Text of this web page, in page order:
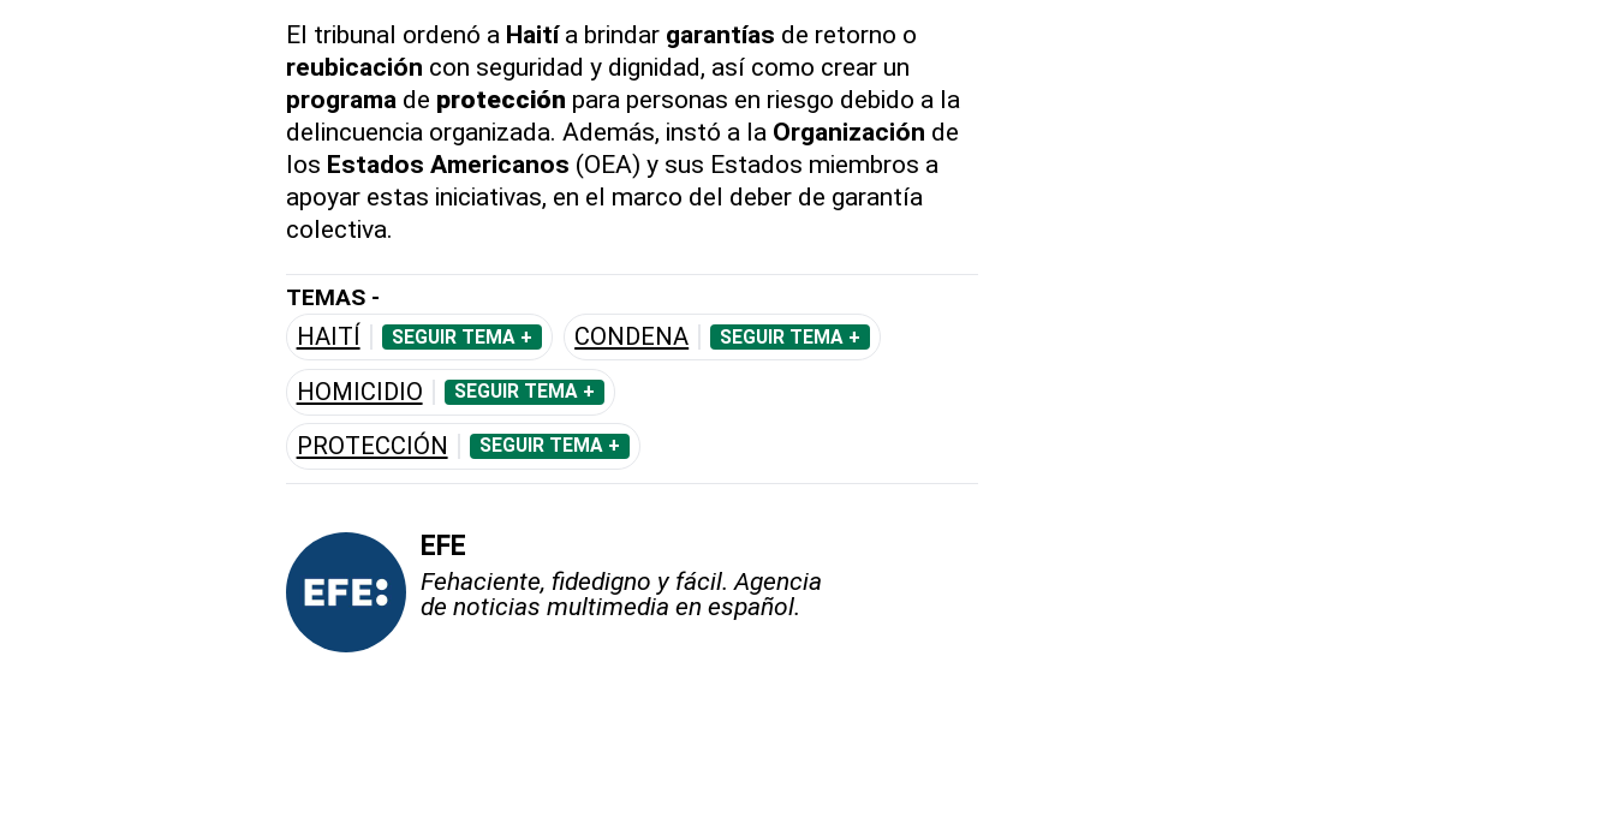
El tribunal ordenó a Haitía brindar garantías de retorno o
reubicación con seguridad y dignidad, así como crear un
programa de protección para personas en riesgo debido a la
delincuencia organizada. Además, instó a la Organización de
los Estados Americanos (OEA) y sus Estados miembros a
apoyar estas iniciativas, en el marco del deber de garantía
colectiva.
TEMAS -
HAITÍ SEGUIR TEMA + CONDENA SEGUIR TEMA +
HOMICIDIO SEGUIR TEMA +
PROTECCIÓN SEGUIR TEMA +
EFE
Fehaciente, fidedigno y fácil. Agencia
de noticias multimedia en español.